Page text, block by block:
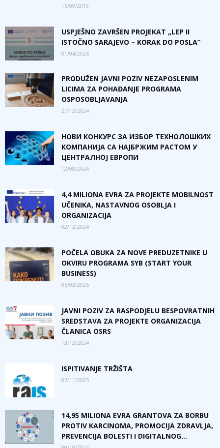
16/09/2019
USPJEŠNO ZAVRŠEN PROJEKAT „LEP II
ISTOČNO SARAJEVO – KORAK DO POSLA“
01/04/2026
PRODUŽEN JAVNI POZIV NEZAPOSLENIM
LICIMA ZA POHAĐANJE PROGRAMA
OSPOSOBLJAVANJA
27/12/2024
НОВИ КОНКУРС ЗА ИЗБОР ТЕХНОЛОШКИХ
КОМПАНИЈА СА НАЈБРЖИМ РАСТОМ У
ЦЕНТРАЛНОЈ ЕВРОПИ
12/08/2024
4,4 MILIONA EVRA ZA PROJEKTE MOBILNOST
UČENIKA, NASTAVNOG OSOBLJA I
ORGANIZACIJA
02/12/2024
POČELA OBUKA ZA NOVE PREDUZETNIKE U
OKVIRU PROGRAMA SYB (START YOUR
BUSINESS)
05/03/2025
JAVNI POZIV ZA RASPODJELU BESPOVRATNIH
SREDSTAVA ZA PROJEKTE ORGANIZACIJA
ČLANICA OSRS
13/12/2024
ISPITIVANJE TRŽIŠTA
07/11/2025
14,95 MILIONA EVRA GRANTOVA ZA BORBU
PROTIV KARCINOMA, PROMOCIJA ZDRAVLJA,
PREVENCIJA BOLESTI I DIGITALNOG...